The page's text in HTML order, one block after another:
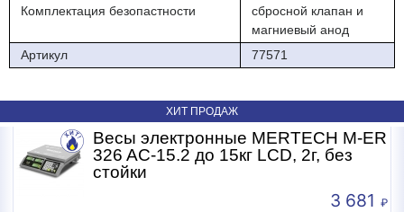
безопасности есть комбинированный сбросной и обратный
Комплектация безопастности
сбросной клапан и
магниевый анод
Артикул
77571
ХИТ ПРОДАЖ
Весы электронные MERTECH M-ER
326 AC-15.2 до 15кг LCD, 2г, без
стойки
3 681